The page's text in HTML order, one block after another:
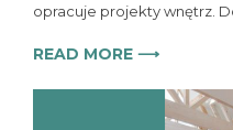
opracuje projekty wnętrz.
READ MORE ⟶